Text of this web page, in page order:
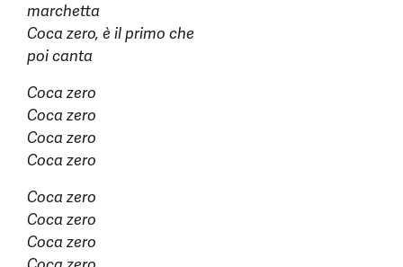
marchetta
Coca zero, è il primo che
poi canta
Coca zero
Coca zero
Coca zero
Coca zero
Coca zero
Coca zero
Coca zero